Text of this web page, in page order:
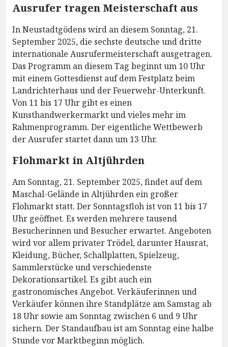
Ausrufer tragen Meisterschaft aus
In Neustadtgödens wird an diesem Sonntag, 21.
September 2025, die sechste deutsche und dritte
internationale Ausrufermeisterschaft ausgetragen.
Das Programm an diesem Tag beginnt um 10 Uhr
mit einem Gottesdienst auf dem Festplatz beim
Landrichterhaus und der Feuerwehr-Unterkunft.
Von 11 bis 17 Uhr gibt es einen
Kunsthandwerkermarkt und vieles mehr im
Rahmenprogramm. Der eigentliche Wettbewerb
der Ausrufer startet dann um 13 Uhr.
Flohmarkt in Altjührden
Am Sonntag, 21. September 2025, findet auf dem
Maschal-Gelände in Altjührden ein großer
Flohmarkt statt. Der Sonntagsfloh ist von 11 bis 17
Uhr geöffnet. Es werden mehrere tausend
Besucherinnen und Besucher erwartet. Angeboten
wird vor allem privater Trödel, darunter Hausrat,
Kleidung, Bücher, Schallplatten, Spielzeug,
Sammlerstücke und verschiedenste
Dekorationsartikel. Es gibt auch ein
gastronomisches Angebot. Verkäuferinnen und
Verkäufer können ihre Standplätze am Samstag ab
18 Uhr sowie am Sonntag zwischen 6 und 9 Uhr
sichern. Der Standaufbau ist am Sonntag eine halbe
Stunde vor Marktbeginn möglich.